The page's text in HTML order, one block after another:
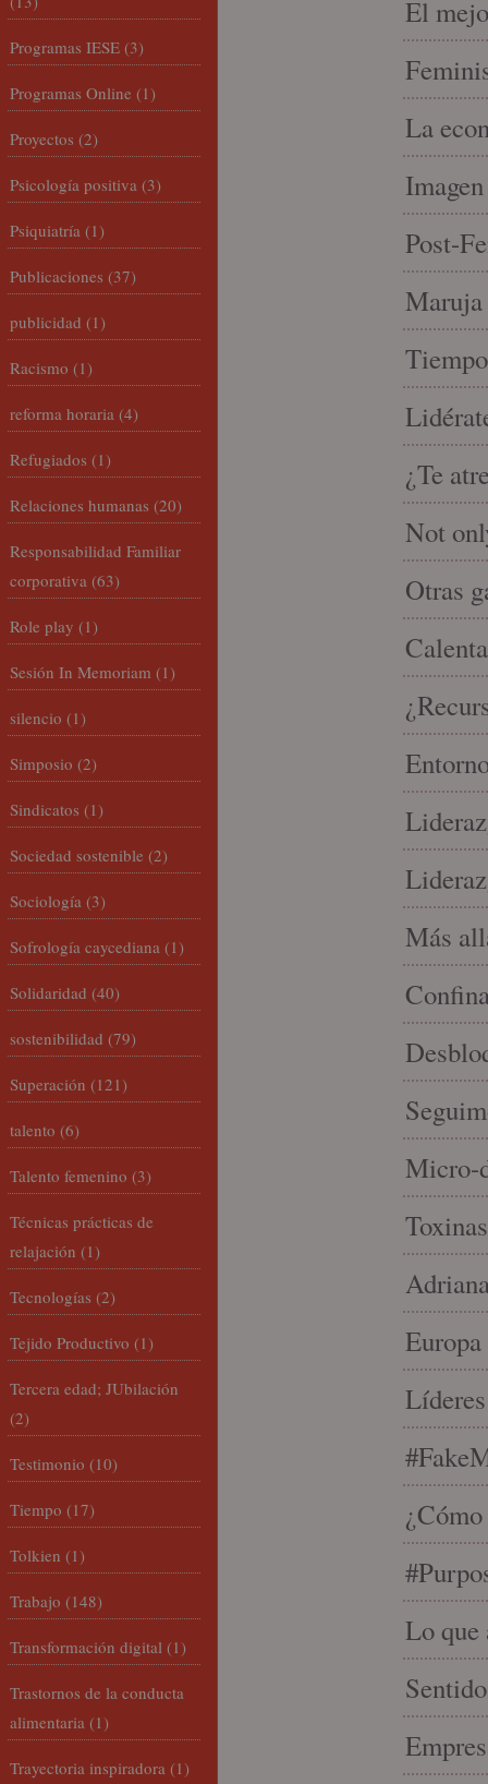
El
La
Post-
Maruja
¿Te
Not
Otras
Más
Micro-
Lo que
Programas IESE (3)
Programas Online (1)
Proyectos (2)
Psicología positiva (3)
Psiquiatría (1)
Publicaciones (37)
publicidad (1)
Racismo (1)
reforma horaria (4)
Refugiados (1)
Relaciones humanas (20)
Responsabilidad Familiar
corporativa (63)
Role play (1)
Sesión In Memoriam (1)
silencio (1)
Simposio (2)
Sindicatos (1)
Sociedad sostenible (2)
Sociología (3)
Sofrología caycediana (1)
Solidaridad (40)
sostenibilidad (79)
Superación (121)
talento (6)
Talento femenino (3)
Técnicas prácticas de
relajación (1)
Tecnologías (2)
Tejido Productivo (1)
Tercera edad; JUbilación
(2)
Testimonio (10)
Tiempo (17)
Tolkien (1)
Trabajo (148)
Transformación digital (1)
Trastornos de la conducta
alimentaria (1)
Trayectoria inspiradora (1)